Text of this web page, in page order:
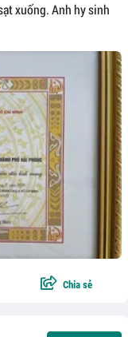
xuống. Anh hy sinh
Chia sẻ